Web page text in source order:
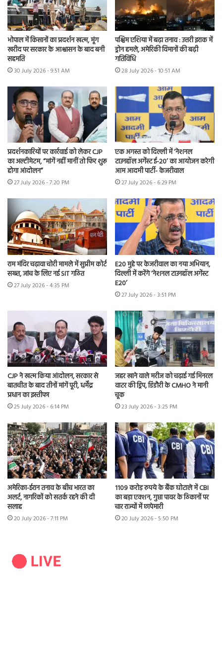
भोपाल में किसानों का प्रदर्शन खत्म, मूंग
खरीद पर सरकार के आश्वासन के बाद बनी
सहमति
30 July 2026 - 9:51 AM
पश्चिम एशिया में बढ़ा तनाव : उत्तरी इराक में
ड्रोन हमले, अमेरिकी विमानों की बढ़ी
गतिविधि
28 July 2026 - 10:51 AM
प्रदर्शनकारियों पर कार्रवाई को लेकर CJP
का अल्टीमेटम, “मांगें नहीं मानीं तो फिर शुरू
होगा आंदोलन”
27 July 2026 - 7:20 PM
एक अगस्त को दिल्ली में ‘नेशनल
टाउनहॉल अगेंस्ट ई-20’ का आयोजन करेगी
आम आदमी पार्टी- केजरीवाल
27 July 2026 - 6:29 PM
राम मंदिर चढ़ावा चोरी मामले में सुप्रीम कोर्ट
सख्त, जांच के लिए नई SIT गठित
27 July 2026 - 4:35 PM
E20 मुद्दे पर केजरीवाल का नया अभियान,
दिल्ली में करेंगे ‘नेशनल टाउनहॉल अगेंस्ट
E20’
27 July 2026 - 3:51 PM
CJP ने खत्म किया आंदोलन, सरकार से
बातचीत के बाद तीनों मांगें पूरी, धर्मेंद्र
प्रधान का इस्तीफा
25 July 2026 - 6:14 PM
जहर खाने वाले मरीज को चढ़ाई गई मिनरल
वाटर की ड्रिप, डिंडौरी के CMHO ने मानी
चूक
23 July 2026 - 3:25 PM
अमेरिका-ईरान तनाव के बीच भारत का
अलर्ट, नागरिकों को सतर्क रहने की दी
सलाह
20 July 2026 - 7:11 PM
1109 करोड़ रुपये के बैंक घोटाले में CBI
का बड़ा एक्शन, गुप्ता पावर के ठिकानों पर
चार राज्यों में छापेमारी
20 July 2026 - 5:50 PM